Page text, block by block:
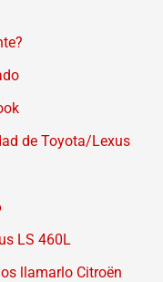
de Toyota/Lexus
LS 460L
llamarlo Citroën